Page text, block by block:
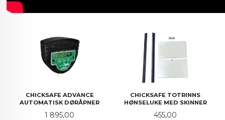
CHICKSAFE ADVANCE
AUTOMATISK DØRÅPNER
Pris
1 895,00
CHICKSAFE TOTRINNS
HØNSELUKE MED SKINNER
Pris
455,00